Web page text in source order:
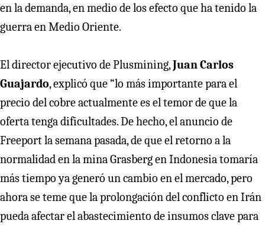
en la demanda, en medio de los efecto que ha tenido la
guerra en Medio Oriente.
El director ejecutivo de Plusmining,Juan Carlos
Guajardo, explicó que “lo más importante para el
precio del cobre actualmente es el temor de que la
oferta tenga dificultades. De hecho, el anuncio de
Freeport la semana pasada, de que el retorno a la
normalidad en la mina Grasberg en Indonesia tomaría
más tiempo ya generó un cambio en el mercado, pero
ahora se teme que la prolongación del conflicto en Irán
pueda afectar el abastecimiento de insumos clave para